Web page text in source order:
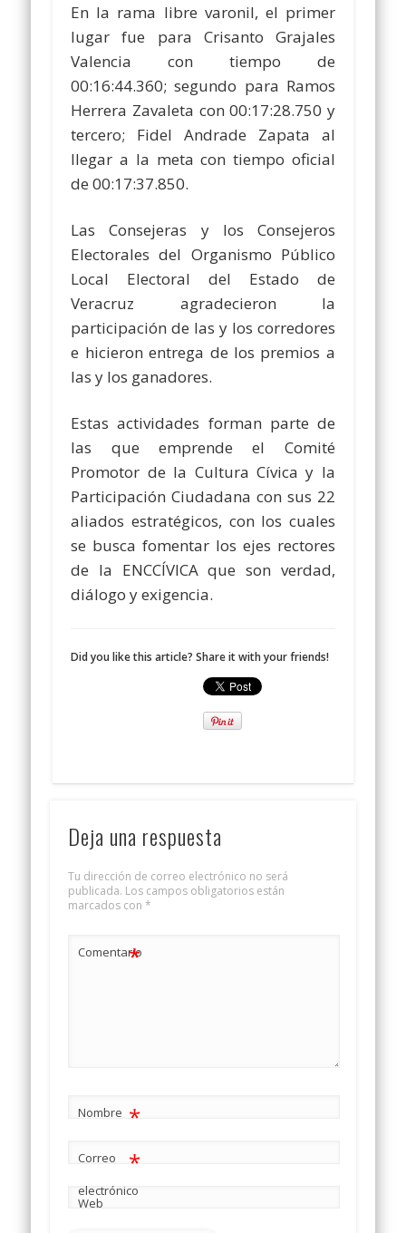
En la rama libre varonil, el primer
lugar fue para Crisanto Grajales
Valencia con tiempo de
00:16:44.360; segundo para Ramos
Herrera Zavaleta con 00:17:28.750 y
tercero; Fidel Andrade Zapata al
llegar a la meta con tiempo oficial
de 00:17:37.850.
Las Consejeras y los Consejeros
Electorales del Organismo Público
Local Electoral del Estado de
Veracruz agradecieron la
participación de las y los corredores
e hicieron entrega de los premios a
las y los ganadores.
Estas actividades forman parte de
las que emprende el Comité
Promotor de la Cultura Cívica y la
Participación Ciudadana con sus 22
aliados estratégicos, con los cuales
se busca fomentar los ejes rectores
de la ENCCÍVICA que son verdad,
diálogo y exigencia.
Did you like this article? Share it with your friends!
Deja una respuesta
Tu dirección de correo electrónico no será
publicada. Los campos obligatorios están
marcados con *
Comentario
*
Nombre *
Correo
electrónico
*
Web